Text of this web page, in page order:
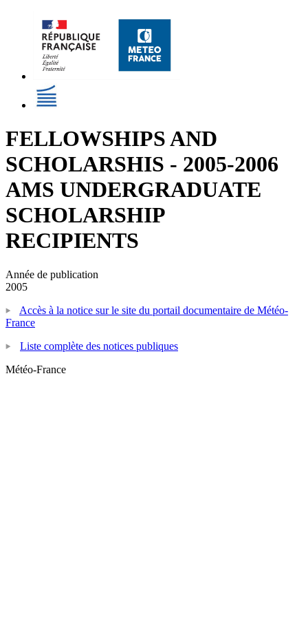
FELLOWSHIPS AND
SCHOLARSHIS - 2005-2006
AMS UNDERGRADUATE
SCHOLARSHIP
RECIPIENTS
Année de publication
2005
Accès à la notice sur le site du portail documentaire de Météo-
France
Liste complète des notices publiques
Météo-France